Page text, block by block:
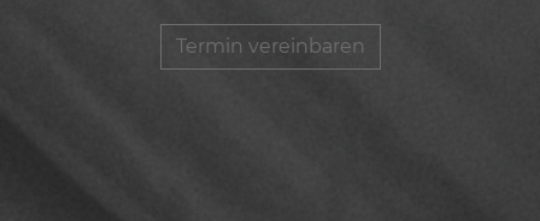
Termin vereinbaren
Termin vereinbaren
Termin vereinbaren